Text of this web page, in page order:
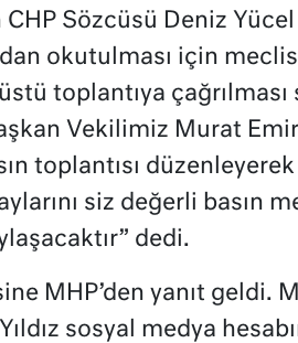
CHP Sözcüsü Deniz
okutulması için
toplantıya çağrılması
Vekilimiz Murat
toplantısı
siz değerli basın
dedi.
MHP’den yanıt geldi.
sosyal medya